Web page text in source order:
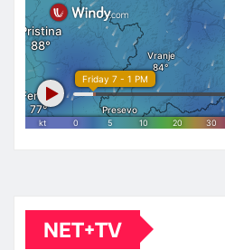
NET+TV